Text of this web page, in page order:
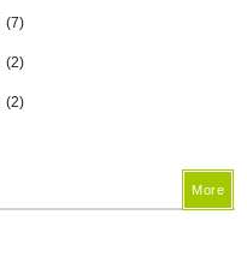
(7)
(2)
(2)
More